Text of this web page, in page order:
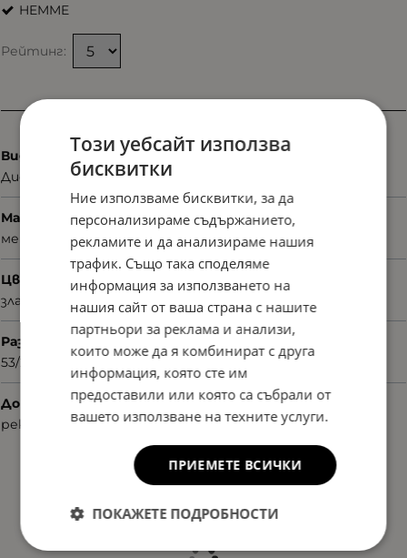
HEMME
Рейтинг:
Вид
Диоптрични
Материал
метал
Цвят
златист
Размер
53/20/140
Допълнителни аксесоари
рекламни материали
Този уебсайт използва
бисквитки
Ние използваме бисквитки, за да
персонализираме съдържанието,
рекламите и да анализираме нашия
трафик. Също така споделяме
информация за използването на
нашия сайт от ваша страна с нашите
партньори за реклама и анализи,
които може да я комбинират с друга
информация, която сте им
предоставили или която са събрали от
вашето използване на техните услуги.
ПРИЕМЕТЕ ВСИЧКИ
ПОКАЖЕТЕ ПОДРОБНОСТИ